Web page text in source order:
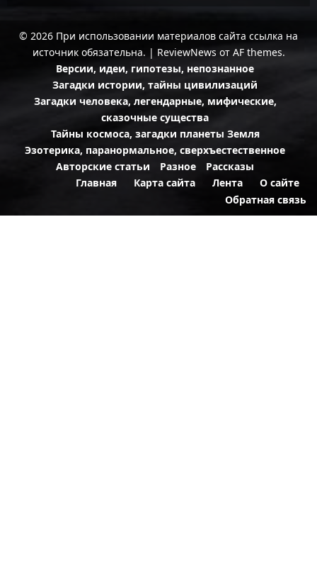
© 2026 При использовании материалов сайта ссылка на
источник обязательна. | ReviewNews от AF themes.
Версии, идеи, гипотезы, непознанное
Загадки истории, тайны цивилизаций
Загадки человека, легендарные, мифические,
сказочные существа
Тайны космоса, загадки планеты Земля
Эзотерика, паранормальное, сверхъестественное
Авторские статьи
Разное
Рассказы
Главная
Карта сайта Лента
О сайте
Обратная связь